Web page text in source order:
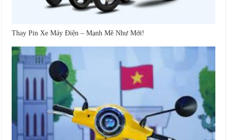
Thay Pin Xe Máy Điện – Mạnh Mẽ Như Mới!